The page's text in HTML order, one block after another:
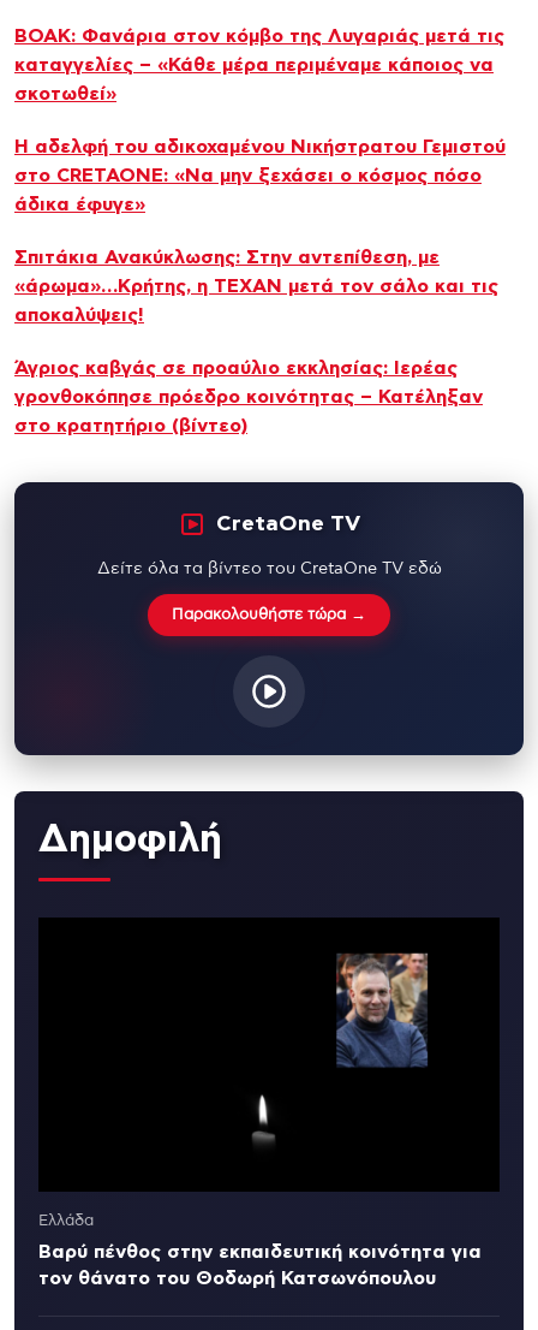
ΒΟΑΚ: Φανάρια στον κόμβο της Λυγαριάς μετά τις
καταγγελίες – «Κάθε μέρα περιμέναμε κάποιος να
σκοτωθεί»
Η αδελφή του αδικοχαμένου Νικήστρατου Γεμιστού
στο CRETAONE: «Να μην ξεχάσει ο κόσμος πόσο
άδικα έφυγε»
Σπιτάκια Ανακύκλωσης: Στην αντεπίθεση, με
«άρωμα»…Κρήτης, η TEXAN μετά τον σάλο και τις
αποκαλύψεις!
Άγριος καβγάς σε προαύλιο εκκλησίας: Ιερέας
γρονθοκόπησε πρόεδρο κοινότητας – Κατέληξαν
στο κρατητήριο (βίντεο)
CretaOne TV
Δείτε όλα τα βίντεο του CretaOne TV εδώ
Παρακολουθήστε τώρα →
Δημοφιλή
Ελλάδα
Βαρύ πένθος στην εκπαιδευτική κοινότητα για
τον θάνατο του Θοδωρή Κατσωνόπουλου